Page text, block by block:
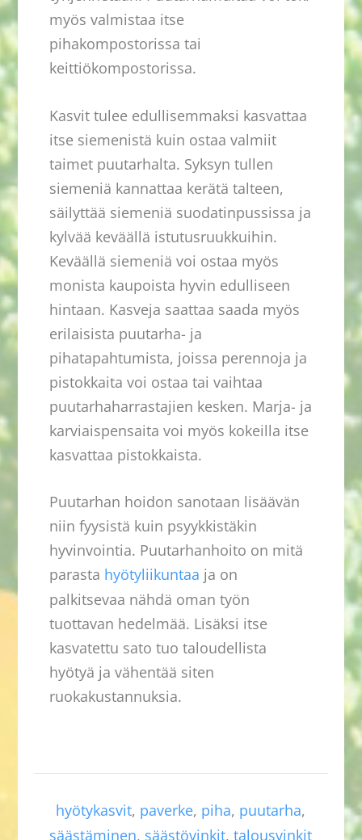
myös valmistaa itse
pihakompostorissa tai
keittiökompostorissa.
Kasvit tulee edullisemmaksi kasvattaa
itse siemenistä kuin ostaa valmiit
taimet puutarhalta. Syksyn tullen
siemeniä kannattaa kerätä talteen,
säilyttää siemeniä suodatinpussissa ja
kylvää keväällä istutusruukkuihin.
Keväällä siemeniä voi ostaa myös
monista kaupoista hyvin edulliseen
hintaan. Kasveja saattaa saada myös
erilaisista puutarha- ja
pihatapahtumista, joissa perennoja ja
pistokkaita voi ostaa tai vaihtaa
puutarhaharrastajien kesken. Marja- ja
karviaispensaita voi myös kokeilla itse
kasvattaa pistokkaista.
Puutarhan hoidon sanotaan lisäävän
niin fyysistä kuin psyykkistäkin
hyvinvointia. Puutarhanhoito on mitä
parasta hyötyliikuntaa ja on
palkitsevaa nähdä oman työn
tuottavan hedelmää. Lisäksi itse
kasvatettu sato tuo taloudellista
hyötyä ja vähentää siten
ruokakustannuksia.
hyötykasvit, paverke, piha, puutarha,
säästäminen, säästövinkit,talousvinkit